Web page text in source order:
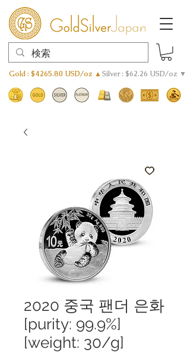
Gold : $4265.80 USD/oz ▲Silver : $62.26 USD/oz ▼
2020 중국 팬더 은화
[purity: 99.9%]
[weight: 30/g]